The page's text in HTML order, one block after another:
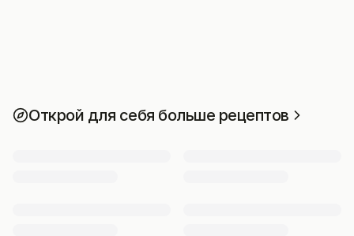
Открой для себя больше рецептов